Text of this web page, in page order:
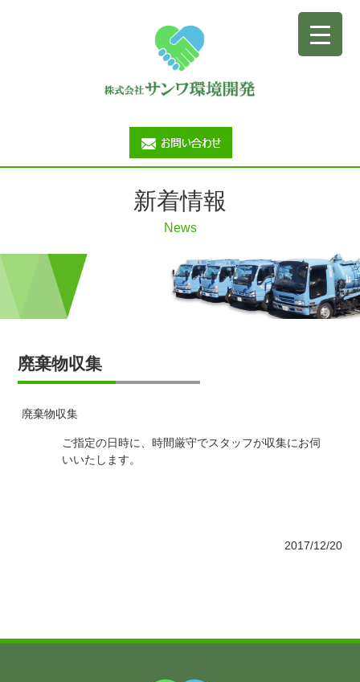
新着情報
News
廃棄物収集
廃棄物収集
ご指定の日時に、時間厳守でスタッフが収集にお伺
いいたします。
2017/12/20